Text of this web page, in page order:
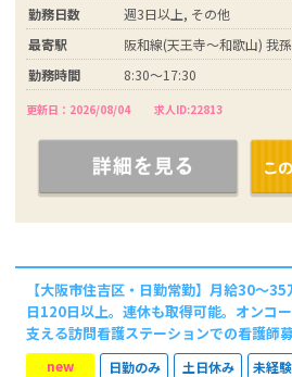
勤務日数
週3日以上, その他
最寄駅
阪和線(天王寺～和歌山) 我
勤務時間
8:30～17:30
更新日：2026/08/04 求人ID:22813
【大阪市住吉区・日勤常勤】月給30～
日120日以上。連休も取得可能。オンコ
支える訪問看護ステーションでの看護師募
new 日勤のみ 土日休み 未経